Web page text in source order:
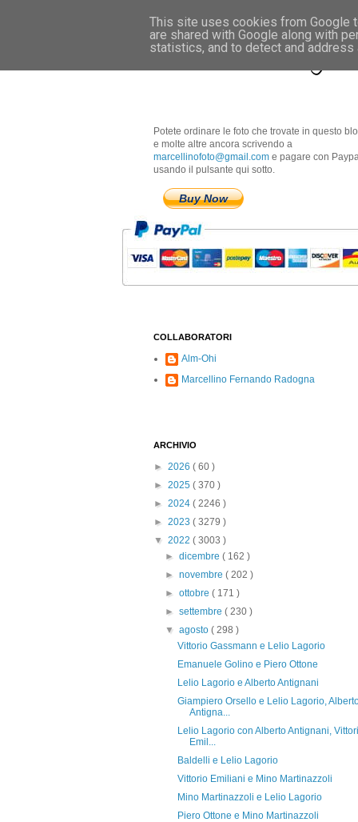
Marcellino
Potete ordinare le foto che trovate in questo
e molte altre ancora scrivendo a
marcellinofoto@gmail.com e pagare con
usando il pulsante qui sotto.
Buy Now
COLLABORATORI
Alm-Ohi
Marcellino Fernando Radogna
ARCHIVIO
► 2026 ( 60 )
► 2025 ( 370 )
► 2024 ( 2246 )
► 2023 ( 3279 )
▼ 2022 ( 3003 )
►dicembre( 162 )
►novembre( 202 )
►ottobre( 171 )
►settembre( 230 )
▼agosto( 298 )
Vittorio Gassmann e Lelio Lagorio
Emanuele Golino e Piero Ottone
Lelio Lagorio e Alberto Antignani
Giampiero Orsello e Lelio Lagorio,
Antigna...
Lelio Lagorio con Alberto Antignani,
Emil...
Baldelli e Lelio Lagorio
Vittorio Emiliani e Mino Martinazzoli
Mino Martinazzoli e Lelio Lagorio
Piero Ottone e Mino Martinazzoli
This site uses cookies from Google
are shared with Google along with
statistics, and to detect and address